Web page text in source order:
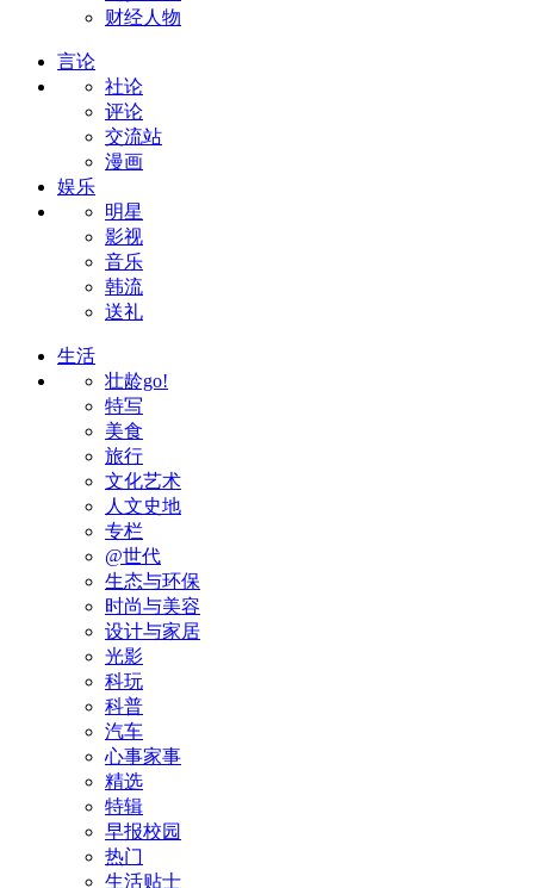
财经人物
言论
社论
评论
交流站
漫画
娱乐
明星
影视
音乐
韩流
送礼
生活
壮龄go!
特写
美食
旅行
文化艺术
人文史地
专栏
@世代
生态与环保
时尚与美容
设计与家居
光影
科玩
科普
汽车
心事家事
精选
特辑
早报校园
热门
生活贴士